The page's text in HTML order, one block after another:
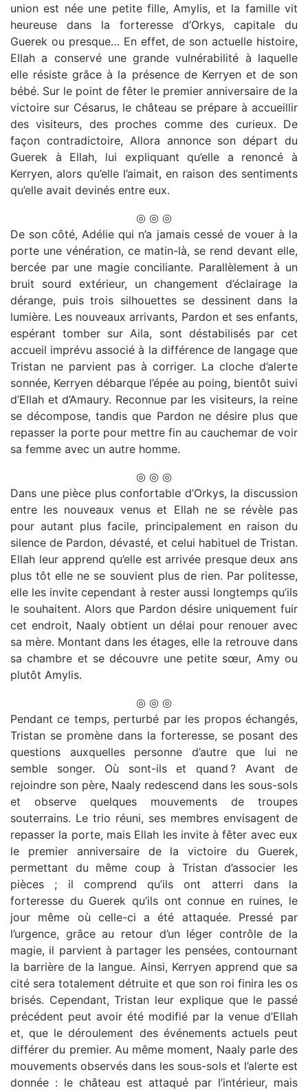
union est née une petite fille, Amylis, et la famille vit
heureuse dans la forteresse d’Orkys, capitale du
Guerek ou presque… En effet, de son actuelle histoire,
Ellah a conservé une grande vulnérabilité à laquelle
elle résiste grâce à la présence de Kerryen et de son
bébé. Sur le point de fêter le premier anniversaire de la
victoire sur Césarus, le château se prépare à accueillir
des visiteurs, des proches comme des curieux. De
façon contradictoire, Allora annonce son départ du
Guerek à Ellah, lui expliquant qu’elle a renoncé à
Kerryen, alors qu’elle l’aimait, en raison des sentiments
qu’elle avait devinés entre eux.
◎ ◎ ◎
De son côté, Adélie qui n’a jamais cessé de vouer à la
porte une vénération, ce matin-là, se rend devant elle,
bercée par une magie conciliante. Parallèlement à un
bruit sourd extérieur, un changement d’éclairage la
dérange, puis trois silhouettes se dessinent dans la
lumière. Les nouveaux arrivants, Pardon et ses enfants,
espérant tomber sur Aila, sont déstabilisés par cet
accueil imprévu associé à la différence de langage que
Tristan ne parvient pas à corriger. La cloche d’alerte
sonnée, Kerryen débarque l’épée au poing, bientôt suivi
d’Ellah et d’Amaury. Reconnue par les visiteurs, la reine
se décompose, tandis que Pardon ne désire plus que
repasser la porte pour mettre fin au cauchemar de voir
sa femme avec un autre homme.
◎ ◎ ◎
Dans une pièce plus confortable d’Orkys, la discussion
entre les nouveaux venus et Ellah ne se révèle pas
pour autant plus facile, principalement en raison du
silence de Pardon, dévasté, et celui habituel de Tristan.
Ellah leur apprend qu’elle est arrivée presque deux ans
plus tôt elle ne se souvient plus de rien. Par politesse,
elle les invite cependant à rester aussi longtemps qu’ils
le souhaitent. Alors que Pardon désire uniquement fuir
cet endroit, Naaly obtient un délai pour renouer avec
sa mère. Montant dans les étages, elle la retrouve dans
sa chambre et se découvre une petite sœur, Amy ou
plutôt Amylis.
◎ ◎ ◎
Pendant ce temps, perturbé par les propos échangés,
Tristan se promène dans la forteresse, se posant des
questions auxquelles personne d’autre que lui ne
semble songer. Où sont-ils et quand ? Avant de
rejoindre son père, Naaly redescend dans les sous-sols
et observe quelques mouvements de troupes
souterrains. Le trio réuni, ses membres envisagent de
repasser la porte, mais Ellah les invite à fêter avec eux
le premier anniversaire de la victoire du Guerek,
permettant du même coup à Tristan d’associer les
pièces ; il comprend qu’ils ont atterri dans la
forteresse du Guerek qu’ils ont connue en ruines, le
jour même où celle-ci a été attaquée. Pressé par
l’urgence, grâce au retour d’un léger contrôle de la
magie, il parvient à partager les pensées, contournant
la barrière de la langue. Ainsi, Kerryen apprend que sa
cité sera totalement détruite et que son roi finira les os
brisés. Cependant, Tristan leur explique que le passé
précédent peut avoir été modifié par la venue d’Ellah
et, que le déroulement des événements actuels peut
différer du premier. Au même moment, Naaly parle des
mouvements observés dans les sous-sols et l’alerte est
donnée : le château est attaqué par l’intérieur, mais